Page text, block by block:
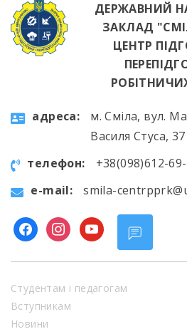
ДЕРЖАВНИЙ
ЗАКЛАД
ЦЕНТР
aдресa:
м. Сміла, вул.
Василя Стуса, 37
телефон:
+38(098)612-
e-mail:
smila-
facebookinstagram
youtube
Студентам і педагогам
Вступникам
Новини